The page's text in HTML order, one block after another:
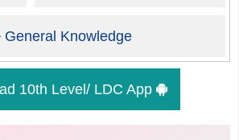
General Knowledge
10th Level/ LDC App